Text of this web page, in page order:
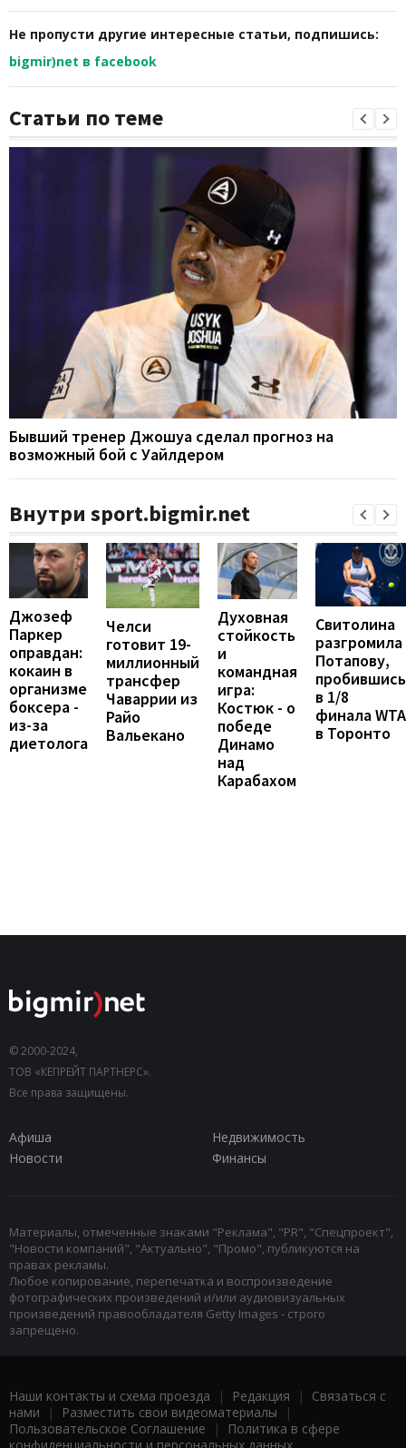
Не пропусти другие интересные статьи, подпишись:
bigmir)net в facebook
Статьи по теме
Бывший тренер Джошуа сделал прогноз на
возможный бой с Уайлдером
Внутри sport.bigmir.net
Джозеф
Паркер
оправдан:
кокаин в
организме
боксера -
из-за
диетолога
Челси
готовит 19-
миллионный
трансфер
Чаваррии из
Райо
Вальекано
Духовная
стойкость
и
командная
игра:
Костюк - о
победе
Динамо
над
Карабахом
Свитолина
разгромила
Потапову,
пробившись
в 1/8
финала WTA
в Торонто
© 2000-2024,
ТОВ «КЕПРЕЙТ ПАРТНЕРС».
Все права защищены.
Афиша
Недвижимость
Новости
Финансы
Материалы, отмеченные знаками "Реклама", "PR", "Спецпроект",
"Новости компаний", "Актуально", "Промо", публикуются на
правах рекламы.
Любое копирование, перепечатка и воспроизведение
фотографических произведений и/или аудиовизуальных
произведений правообладателя Getty Images - строго
запрещено.
Наши контакты и схема проезда | Редакция | Связаться с
нами | Разместить свои видеоматериалы |
Пользовательское Соглашение |
Политика в сфере